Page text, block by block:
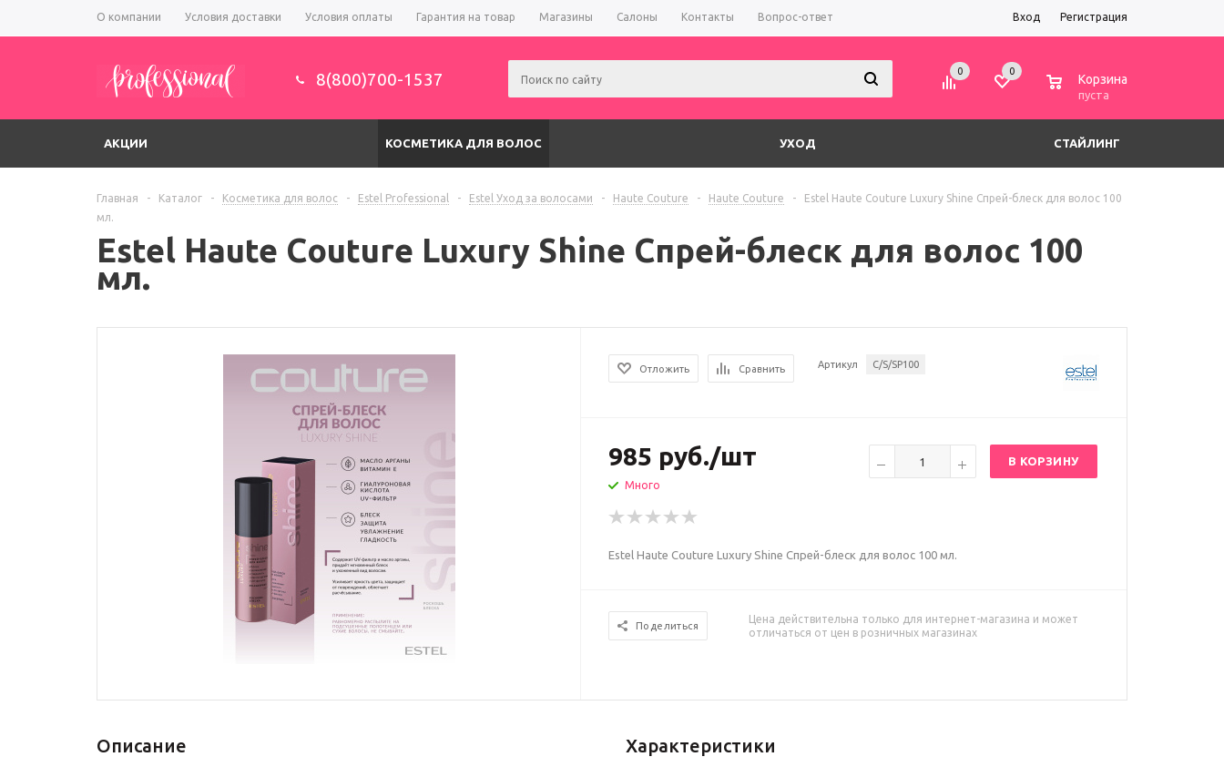
О компании Условия доставки Условия оплаты Гарантия на товар Магазины Салоны Контакты Вопрос-ответ Вход Регистрация
8(800)700-1537 0 0
Корзина
пуста
АКЦИИ КОСМЕТИКА ДЛЯ ВОЛОС УХОД СТАЙЛИНГ
Главная - Каталог - Косметика для волос - Estel Professional - Estel Уход за волосами - Haute Couture - Haute Couture -
Estel Haute Couture Luxury Shine Спрей-блеск для волос 100
мл.
Estel Haute Couture Luxury Shine Спрей-блеск для волос 100
мл.
Отложить Сравнить Артикул C/S/SP100
985 руб./шт
Много
В КОРЗИНУ
Estel Haute Couture Luxury Shine Спрей-блеск для волос 100 мл.
Поделиться
Цена действительна только для интернет-магазина и может
отличаться от цен в розничных магазинах
Описание Характеристики